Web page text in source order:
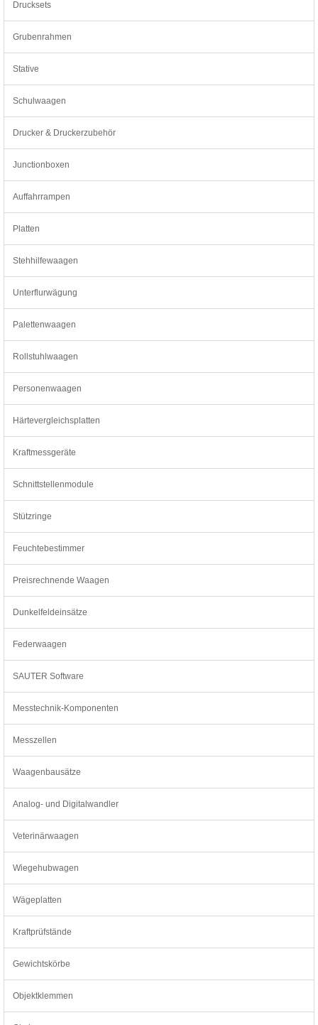
Drucksets
Grubenrahmen
Stative
Schulwaagen
Drucker & Druckerzubehör
Junctionboxen
Auffahrrampen
Platten
Stehhilfewaagen
Unterflurwägung
Palettenwaagen
Rollstuhlwaagen
Personenwaagen
Härtevergleichsplatten
Kraftmessgeräte
Schnittstellenmodule
Stützringe
Feuchtebestimmer
Preisrechnende Waagen
Dunkelfeldeinsätze
Federwaagen
SAUTER Software
Messtechnik-Komponenten
Messzellen
Waagenbausätze
Analog- und Digitalwandler
Veterinärwaagen
Wiegehubwagen
Wägeplatten
Kraftprüfstände
Gewichtskörbe
Objektklemmen